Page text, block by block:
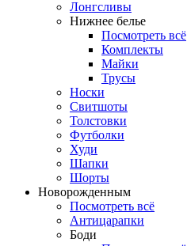
Лонгсливы
Нижнее белье
Посмотреть всё
Комплекты
Майки
Трусы
Носки
Свитшоты
Толстовки
Футболки
Худи
Шапки
Шорты
Новорожденным
Посмотреть всё
Антицарапки
Боди